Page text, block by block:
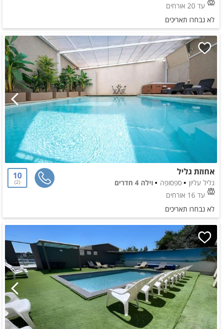
עד 20 אורחים
לא נבחרו תאריכים
אחוזת גליל
גליל עליון ספסופה
וילה 4 חדרים
עד 16 אורחים
10
2
לא נבחרו תאריכים